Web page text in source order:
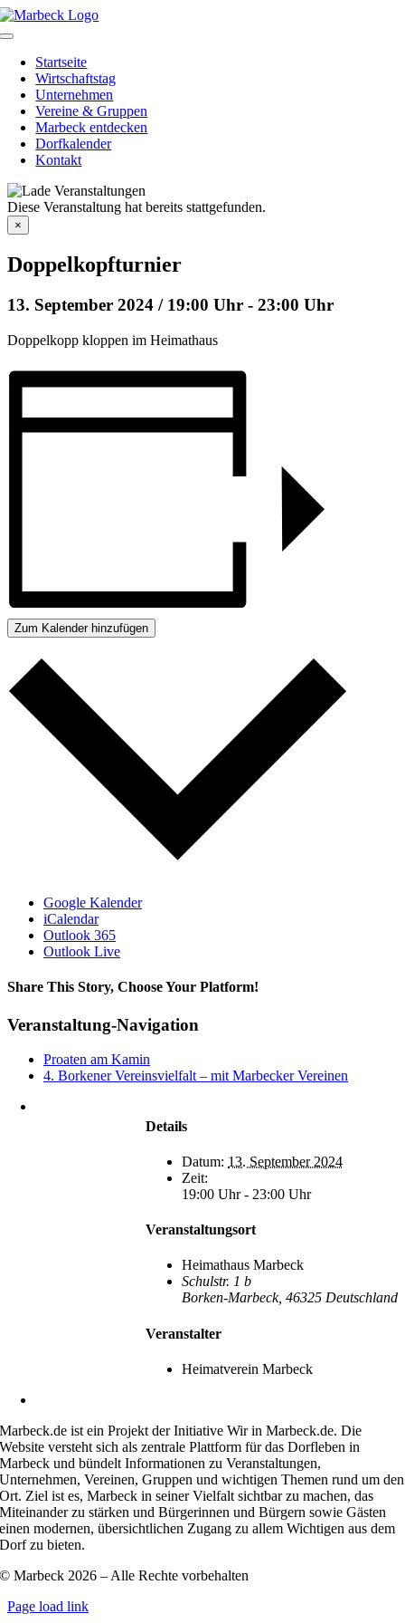
Skip
to
Toggle
NavigationStartseite
Wirtschaftstag
Unternehmen
Vereine & Gruppen
Marbeck entdecken
Dorfkalender
Kontakt
Diese Veranstaltung hat bereits stattgefunden.
×
Doppelkopfturnier
13. September 2024 / 19:00 Uhr - 23:00 Uhr
Doppelkopp kloppen im Heimathaus
Zum Kalender hinzufügen
Google Kalender
iCalendar
Outlook 365
Outlook Live
Share This Story, Choose Your Platform!
Facebook
X
Bluesky
Reddit
LinkedIn
WhatsApp
Telegram
Tumblr
Xing
Email
Copy
Veranstaltung-Navigation
Proaten am Kamin
4. Borkener Vereinsvielfalt – mit Marbecker Vereinen
Details
Datum: 13. September 2024
Zeit:
19:00 Uhr - 23:00 Uhr
Veranstaltungsort
Heimathaus Marbeck
Schulstr. 1 b
Borken-Marbeck, 46325 Deutschland
Veranstalter
Heimatverein Marbeck
Marbeck.de ist ein Projekt der Initiative Wir in Marbeck.de. Die
Website versteht sich als zentrale Plattform für das Dorfleben in
Marbeck und bündelt Informationen zu Veranstaltungen,
Unternehmen, Vereinen, Gruppen und wichtigen Themen rund um den
Ort. Ziel ist es, Marbeck in seiner Vielfalt sichtbar zu machen, das
Miteinander zu stärken und Bürgerinnen und Bürgern sowie Gästen
einen modernen, übersichtlichen Zugang zu allem Wichtigen aus dem
Dorf zu bieten.
© Marbeck 2026 – Alle Rechte vorbehalten
Page load link